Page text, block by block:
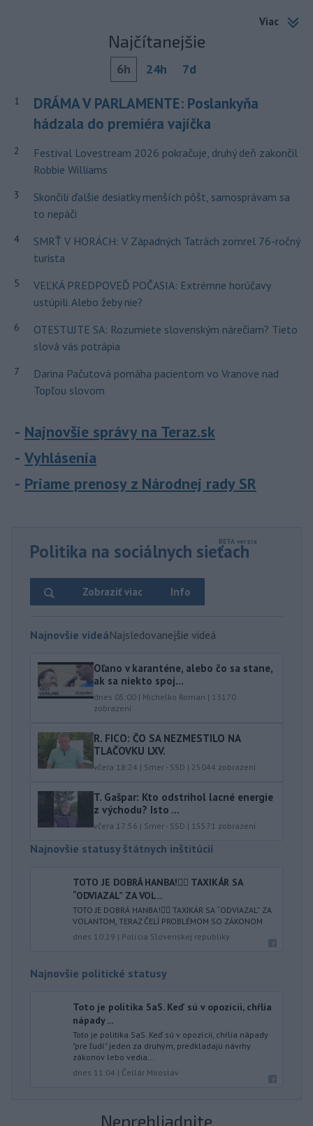
Viac
Najčítanejšie
6h 24h 7d
1
DRÁMA V PARLAMENTE: Poslankyňa
hádzala do premiéra vajíčka
2
Festival Lovestream 2026 pokračuje, druhý deň zakončil
Robbie Williams
3
Skončili ďalšie desiatky menších pôšt, samosprávam sa
to nepáči
4
SMRŤ V HORÁCH: V Západných Tatrách zomrel 76-ročný
turista
5
VEĽKÁ PREDPOVEĎ POČASIA: Extrémne horúčavy
ustúpili. Alebo žeby nie?
6
OTESTUJTE SA: Rozumiete slovenským nárečiam? Tieto
slová vás potrápia
7
Darina Pačutová pomáha pacientom vo Vranove nad
Topľou slovom
Najnovšie správy na Teraz.sk
Vyhlásenia
Priame prenosy z Národnej rady SR
Politika na sociálnych sieťach
Info
Zobraziť viac
Najnovšie videáNajsledovanejšie videá
Oľano v karanténe, alebo čo sa stane,
ak sa niekto spoj...
dnes 05:00 | Michelko Roman | 13170
zobrazení
R. FICO: ČO SA NEZMESTILO NA
TLAČOVKU LXV.
včera 18:24 | Smer - SSD | 25044 zobrazení
T. Gašpar: Kto odstrihol lacné energie
z východu? Isto ...
včera 17:56 | Smer - SSD | 15571 zobrazení
Najnovšie statusy štátnych inštitúcií
TOTO JE DOBRÁ HANBA!🤦‍♂️ TAXIKÁR SA
“ODVIAZAL” ZA VOL...
TOTO JE DOBRÁ HANBA!🤦‍♂️ TAXIKÁR SA “ODVIAZAL” ZA
VOLANTOM, TERAZ ČELÍ PROBLÉMOM SO ZÁKONOM
dnes 10:29 | Polícia Slovenskej republiky
Najnovšie politické statusy
Toto je politika SaS. Keď sú v opozícii, chŕlia
nápady ...
Toto je politika SaS. Keď sú v opozícii, chŕlia nápady
"pre ľudí" jeden za druhým, predkladajú návrhy
zákonov lebo vedia...
dnes 11:04 | Čellár Miroslav
Neprehliadnite